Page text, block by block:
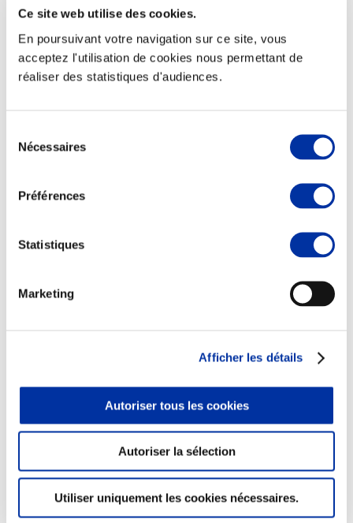
Ce site web utilise des cookies.
En poursuivant votre navigation sur ce site, vous
acceptez l'utilisation de cookies nous permettant de
réaliser des statistiques d'audiences.
Nécessaires
Préférences
Statistiques
Marketing
Afficher les détails
Autoriser tous les cookies
Autoriser la sélection
Utiliser uniquement les cookies nécessaires.
Elevage
Alimentation de qualité, raisonnée et durable
Consommation
Sécurité sanitaire
Viandes et santé
Info-veille scientifique
Sources d’information